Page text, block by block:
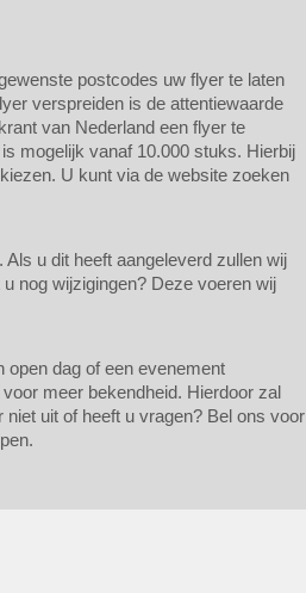
postcodes uw flyer te laten
verspreiden is de attentiewaarde
van Nederland een flyer te
mogelijk vanaf 10.000 stuks. Hierbij
U kunt via de website zoeken
u dit heeft aangeleverd zullen wij
nog wijzigingen? Deze voeren wij
open dag of een evenement
meer bekendheid. Hierdoor zal
uit of heeft u vragen? Bel ons voor